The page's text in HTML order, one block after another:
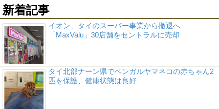
新着記事
イオン、タイのスーパー事業から撤退へ
「MaxValu」30店舗をセントラルに売却
タイ北部ナーン県でベンガルヤマネコの赤ちゃん2
匹を保護、健康状態は良好